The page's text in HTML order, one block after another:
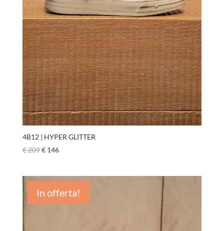
4B12 | HYPER GLITTER
€209€146
In offerta!